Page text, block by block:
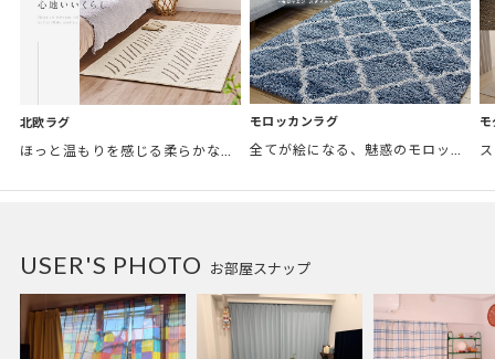
北欧ラグ モロッカンラグ
全てが絵になる、魅惑のモロッカンスタイル。トレンド感あふれるおしゃれな空間づくりに。
お部屋スナップ
USER'S PHOTO